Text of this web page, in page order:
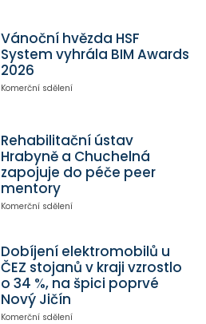
Vánoční hvězda HSF
System vyhrála BIM Awards
2026
Komerční sdělení
Rehabilitační ústav
Hrabyně a Chuchelná
zapojuje do péče peer
mentory
Komerční sdělení
Dobíjení elektromobilů u
ČEZ stojanů v kraji vzrostlo
o 34 %, na špici poprvé
Nový Jičín
Komerční sdělení